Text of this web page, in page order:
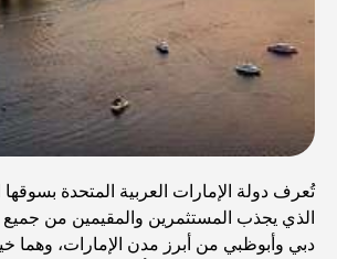
تُعرف دولة الإمارات العربية المتحدة بسوقها
الذي يجذب المستثمرين والمقيمين من جميع
دبي وأبوظبي من أبرز مدن الإمارات، وهما